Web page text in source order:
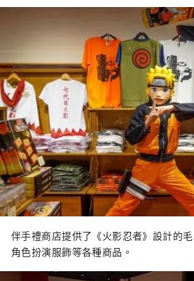
伴手禮商店提供了《火影忍者》設計的
角色扮演服飾等各種商品。